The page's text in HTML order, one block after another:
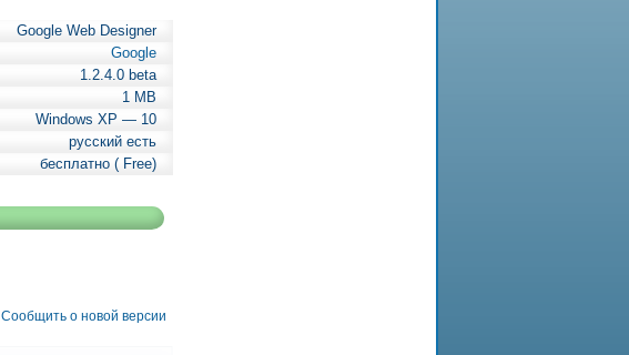
Google Web Designer
Google
1.2.4.0 beta
1 MB
Windows XP — 10
русский есть
бесплатно ( Free)
Сообщить о новой версии